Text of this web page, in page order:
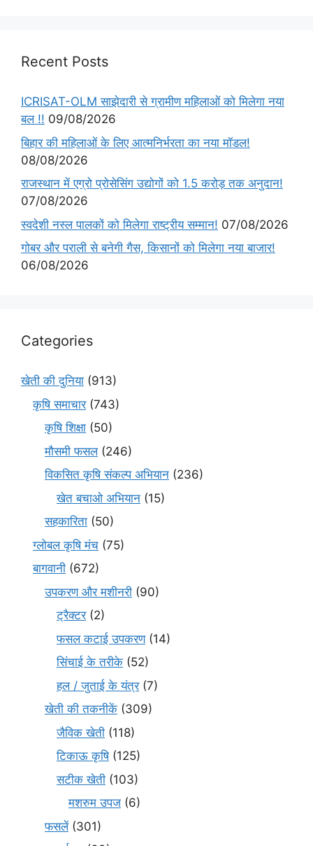
Recent Posts
ICRISAT-OLM साझेदारी से ग्रामीण महिलाओं को मिलेगा नया
बल !! 09/08/2026
बिहार की महिलाओं के लिए आत्मनिर्भरता का नया मॉडल!
08/08/2026
राजस्थान में एग्रो प्रोसेसिंग उद्योगों को 1.5 करोड़ तक अनुदान!
07/08/2026
स्वदेशी नस्ल पालकों को मिलेगा राष्ट्रीय सम्मान! 07/08/2026
गोबर और पराली से बनेगी गैस, किसानों को मिलेगा नया बाजार!
06/08/2026
Categories
खेती की दुनिया (913)
कृषि समाचार(743)
कृषि शिक्षा (50)
मौसमी फसल(246)
विकसित कृषि संकल्प अभियान (236)
खेत बचाओ अभियान (15)
सहकारिता (50)
ग्लोबल कृषि मंच (75)
बागवानी (672)
उपकरण और मशीनरी (90)
ट्रैक्टर(2)
फसल कटाई उपकरण(14)
सिंचाई के तरीके (52)
हल / जुताई के यंत्र(7)
खेती की तकनीकें (309)
जैविक खेती (118)
टिकाऊ कृषि(125)
सटीक खेती (103)
मशरुम उपज (6)
फसलें(301)